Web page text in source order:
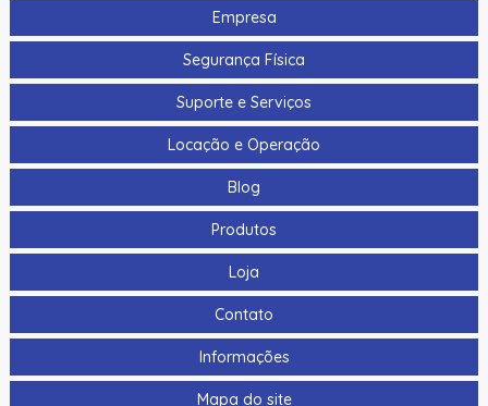
Empresa
Segurança Física
Suporte e Serviços
Locação e Operação
Blog
Produtos
Loja
Contato
Informações
Mapa do site